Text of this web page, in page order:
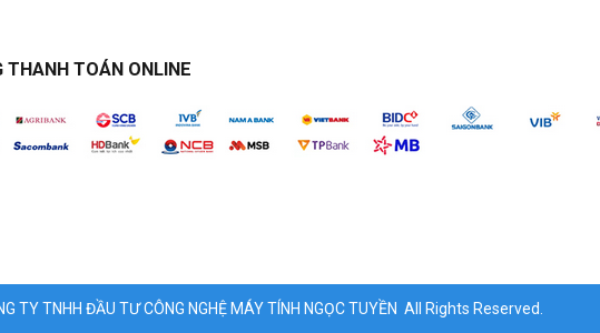
THANH TOÁN ONLINE
TY TNHH ĐẦU TƯ CÔNG NGHỆ MÁY TÍNH NGỌC TUYỀN All Rights Reserved.